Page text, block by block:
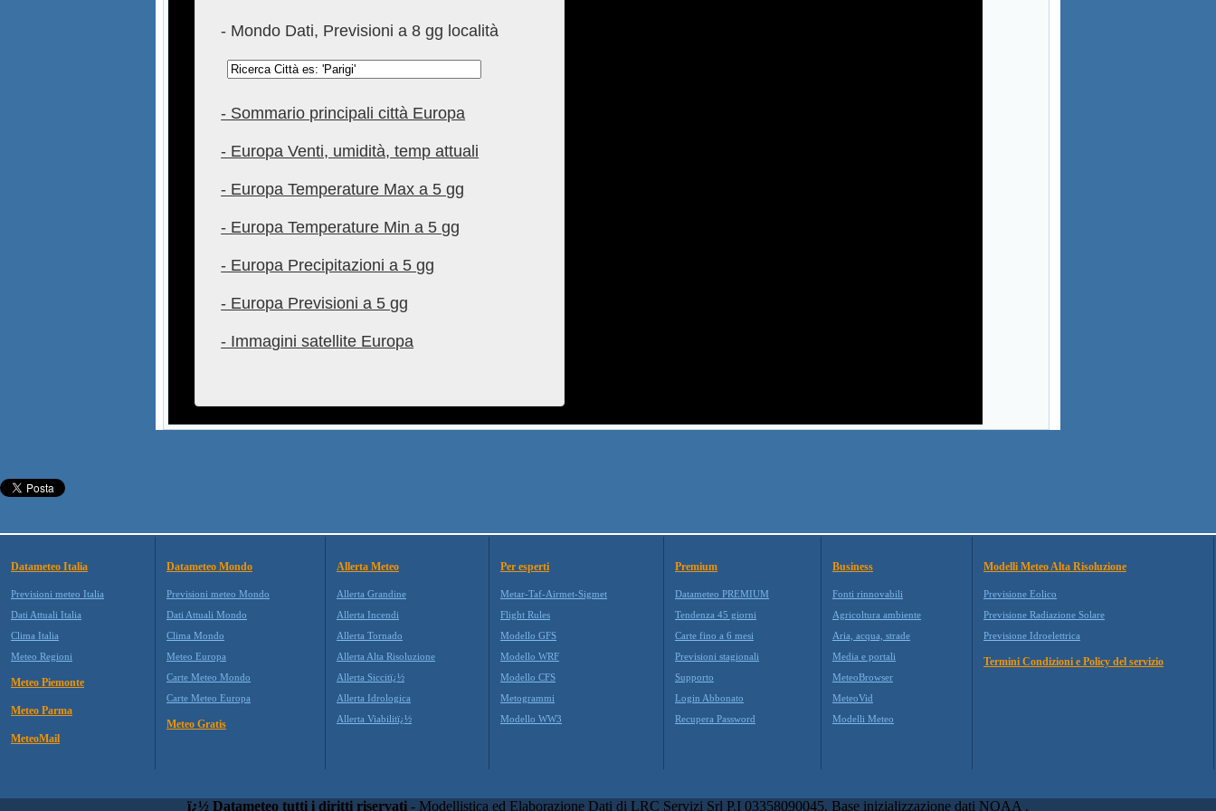
- Mondo Dati, Previsioni a 8 gg località
- Sommario principali città Europa
- Europa Venti, umidità, temp attuali
- Europa Temperature Max a 5 gg
- Europa Temperature Min a 5 gg
- Europa Precipitazioni a 5 gg
- Europa Previsioni a 5 gg
- Immagini satellite Europa
Datameteo Italia
Previsioni meteo Italia
Dati Attuali Italia
Clima Italia
Meteo Regioni
Meteo Piemonte
Meteo Parma
MeteoMail
Datameteo Mondo
Previsioni meteo Mondo
Dati Attuali Mondo
Clima Mondo
Meteo Europa
Carte Meteo Mondo
Carte Meteo Europa
Meteo Gratis
Allerta Meteo
Allerta Grandine
Allerta Incendi
Allerta Tornado
Allerta Alta Risoluzione
Allerta Siccitï¿½
Allerta Idrologica
Allerta Viabilitï¿½
Per esperti
Metar-Taf-Airmet-Sigmet
Flight Rules
Modello GFS
Modello WRF
Modello CFS
Metogrammi
Modello WW3
Premium
Datameteo PREMIUM
Tendenza 45 giorni
Carte fino a 6 mesi
Previsioni stagionali
Supporto
Login Abbonato
Recupera Password
Business
Fonti rinnovabili
Agricoltura ambiente
Aria, acqua, strade
Media e portali
MeteoBrowser
MeteoVid
Modelli Meteo
Modelli Meteo Alta Risoluzione
Previsione Eolico
Previsione Radiazione Solare
Previsione Idroelettrica
Termini Condizioni e Policy del servizio
ï¿½ Datameteo tutti i diritti riservati - Modellistica ed Elaborazione Dati di LRC Servizi Srl P.I 03358090045. Base inizializzazione dati NOAA .